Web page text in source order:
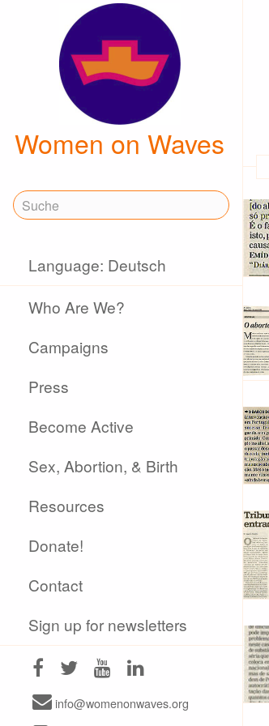
Women on Waves
Language: Deutsch
Who Are We?
Campaigns
Press
Become Active
Sex, Abortion, & Birth
Resources
Donate!
Contact
Sign up for newsletters
info@womenonwaves.org